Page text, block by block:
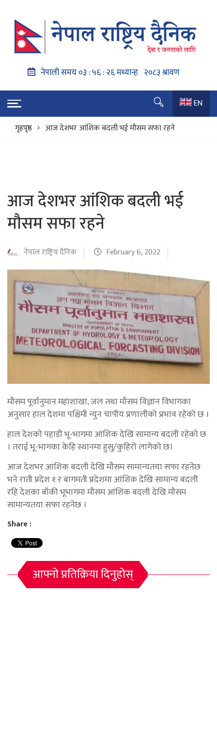
EN
गृहपृष्ठ
आज देशभर आंशिक बदली भई मौसम सफा रहने
आज देशभर आंशिक बदली भई
मौसम सफा रहने
नेपाल राष्ट्रिय दैनिक February 6, 2022
मौसम पूर्वानुमान महाशाखा, जल तथा मौसम विज्ञान विभागका
अनुसार हाल देशमा पश्चिमी न्युन चापीय प्रणालीको प्रभाव रहेको छ ।
हाल देशको पहाडी भू-भागमा आंशिक देखि सामान्य बदली रहेको छ
। तराई भू-भागका केहि स्थानमा हुसु/कुहिरो लागेको छ।
आज देशभर आंशिक बदली देखि मौसम सामान्यतया सफा रहनेछ
भने राती प्रदेश १ र बागमती प्रदेशमा आंशिक देखि सामान्य बदली
रहि देशका बाँकी भूभागमा मौसम आंशिक बदली देखि मौसम
सामान्यतया सफा रहनेछ ।
Share :
आफ्नो प्रतिक्रिया दिनुहोस्